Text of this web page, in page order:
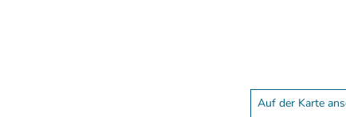
Auf der Karte